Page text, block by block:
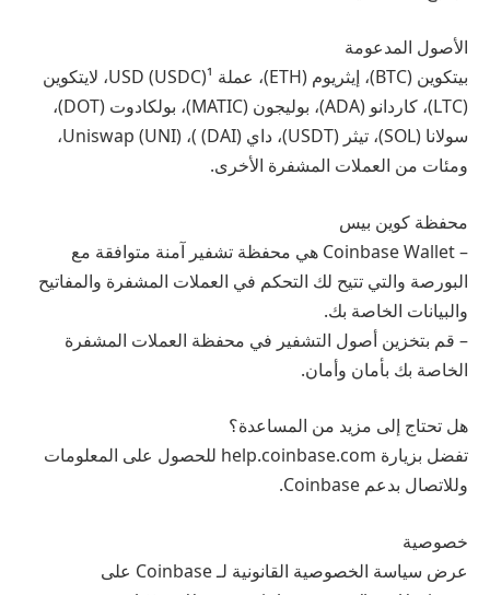
الأصول المدعومة
بيتكوين (BTC)، إيثريوم (ETH)، عملة USD (USDC)¹، لايتكوين
(LTC)، كاردانو (ADA)، بوليجون (MATIC)، بولكادوت (DOT)،
سولانا (SOL)، تيثر (USDT)، داي (DAI) )، Uniswap (UNI)،
ومئات من العملات المشفرة الأخرى.
محفظة كوين بيس
– Coinbase Wallet هي محفظة تشفير آمنة متوافقة مع
البورصة والتي تتيح لك التحكم في العملات المشفرة والمفاتيح
والبيانات الخاصة بك.
– قم بتخزين أصول التشفير في محفظة العملات المشفرة
الخاصة بك بأمان وأمان.
هل تحتاج إلى مزيد من المساعدة؟
تفضل بزيارة help.coinbase.com للحصول على المعلومات
وللاتصال بدعم Coinbase.
خصوصية
عرض سياسة الخصوصية القانونية لـ Coinbase على